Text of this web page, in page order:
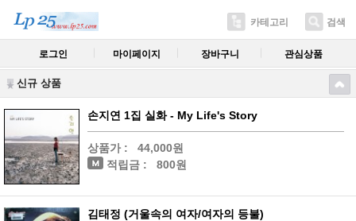
카테고리 검색
로그인 마이페이지 장바구니 관심상품
신규 상품
손지연 1집 실화 - My Life's Story
상품가 :
44,000원
적립금 :
800원
김태정 (거울속의 여자/여자의 등불)